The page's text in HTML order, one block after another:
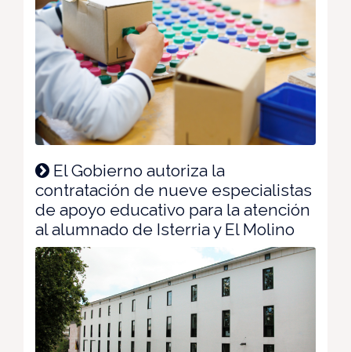
El Gobierno autoriza la
contratación de nueve especialistas
de apoyo educativo para la atención
al alumnado de Isterria y El Molino